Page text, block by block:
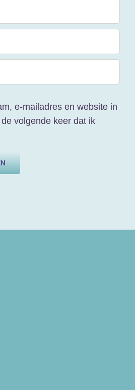
e-mailadres en website in
volgende keer dat ik